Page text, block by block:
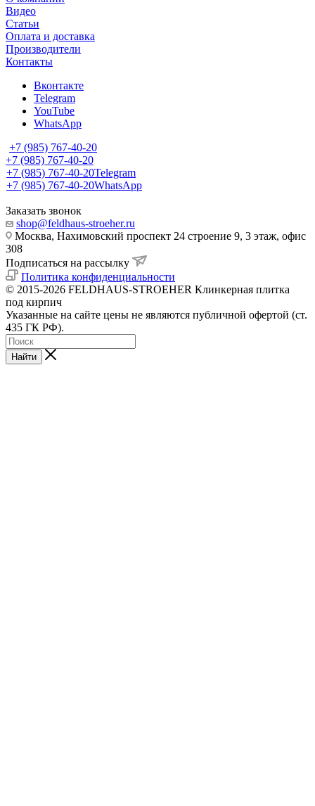
Видео
Статьи
Оплата и доставка
Производители
Контакты
Вконтакте
Telegram
YouTube
WhatsApp
+7 (985) 767-40-20
+7 (985) 767-40-20
+7 (985) 767-40-20Telegram
+7 (985) 767-40-20WhatsApp
Заказать звонок
shop@feldhaus-stroeher.ru
Москва, Нахимовский проспект 24 строение 9, 3 этаж, офис
308
Подписаться на рассылку
Политика конфиденциальности
© 2015-2026 FELDHAUS-STROEHER Клинкерная плитка
под кирпич
Указанные на сайте цены не являются публичной офертой (ст.
435 ГК РФ).
Найти